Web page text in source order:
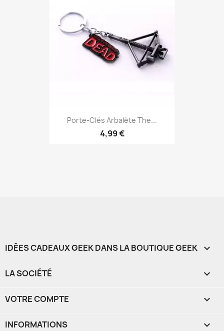
Aperçu rapide
Porte-Clés Arbalète The...
4,99 €
IDÉES CADEAUX GEEK DANS LA BOUTIQUE GEEK 
LA SOCIÉTÉ 
VOTRE COMPTE 
INFORMATIONS keyboard_arrow_down